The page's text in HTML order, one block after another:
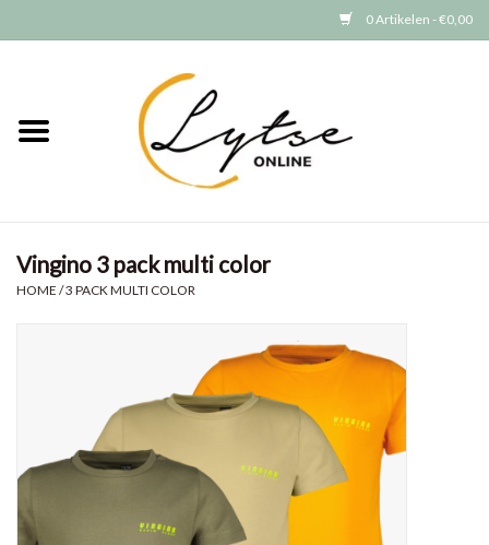
0 Artikelen - €0,00
Meisjes
GRATIS VERZENDEN (vanaf EUR
Vingino 3 pack multi color
HOME /3 PACK MULTI COLOR